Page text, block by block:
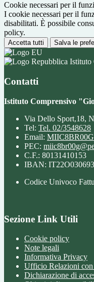
Cookie necessari per il
I cookie necessari per il
disabilitati. È possibile
policy.
Accetta tutti Salva le
Istituto
Contatti
Istituto Comprensivo
Via Dello Sport,18,
Tel: Tel. 02/3548628
Email:
PEC:
C.F.: 80131410153
IBAN:
Codice Univoco
Sezione Link Utili
Cookie policy
Note legali
Informativa Privacy
Ufficio Relazioni
Dichiarazione di